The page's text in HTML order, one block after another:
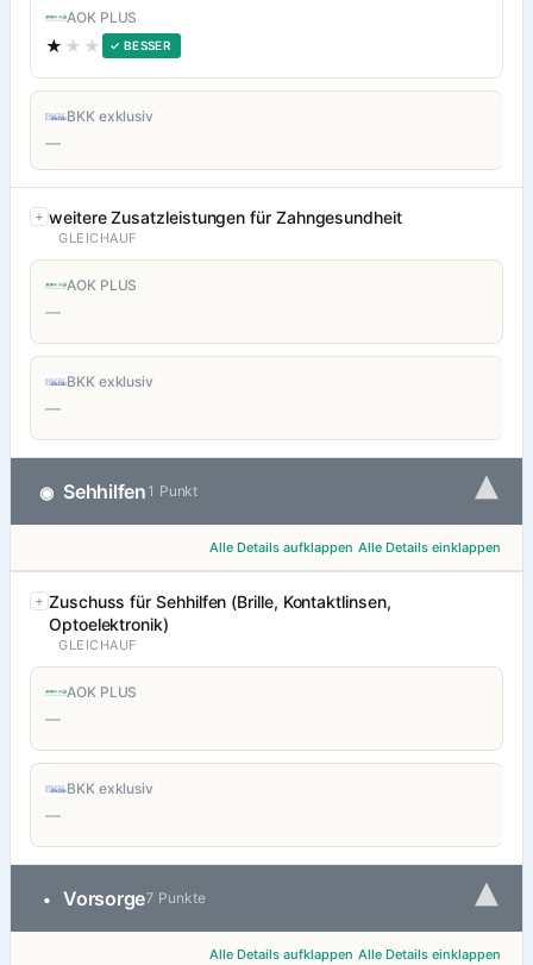
AOK PLUS
★ ★★ ✓ BESSER
BKK exklusiv
—
weitere Zusatzleistungen für Zahngesundheit
GLEICHAUF
AOK PLUS
—
BKK exklusiv
—
◉ Sehhilfen 1 Punkt ▾
Alle Details aufklappen Alle Details einklappen
Zuschuss für Sehhilfen (Brille, Kontaktlinsen,
Optoelektronik)
GLEICHAUF
AOK PLUS
—
BKK exklusiv
—
• Vorsorge7 Punkte ▾
Alle Details aufklappen Alle Details einklappen